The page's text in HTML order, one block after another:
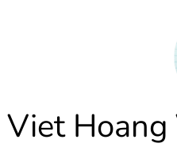
Viet Hoang